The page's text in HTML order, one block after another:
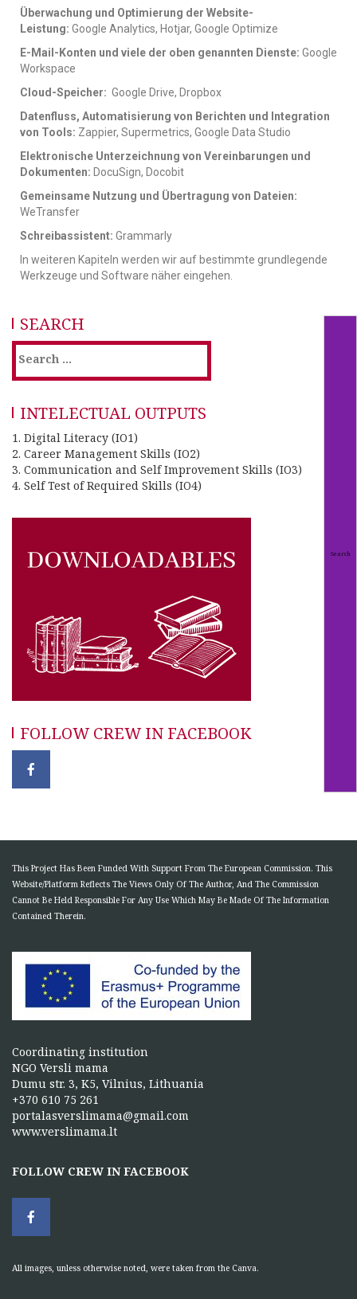
Überwachung und Optimierung der Website-
Leistung: Google Analytics, Hotjar, Google Optimize
E-Mail-Konten und viele der oben genannten Dienste: Google
Workspace
Cloud-Speicher: Google Drive, Dropbox
Datenfluss, Automatisierung von Berichten und Integration
von Tools: Zappier, Supermetrics, Google Data Studio
Elektronische Unterzeichnung von Vereinbarungen und
Dokumenten: DocuSign, Docobit
Gemeinsame Nutzung und Übertragung von Dateien:
WeTransfer
Schreibassistent: Grammarly
In weiteren Kapiteln werden wir auf bestimmte grundlegende
Werkzeuge und Software näher eingehen.
SEARCH
INTELECTUAL OUTPUTS
1. Digital Literacy (IO1)
2. Career Management Skills (IO2)
3. Communication and Self Improvement Skills (IO3)
4. Self Test of Required Skills (IO4)
FOLLOW CREW IN FACEBOOK
This Project Has Been Funded With Support From The European Commission. This
Website/Platform Reflects The Views Only Of The Author, And The Commission
Cannot Be Held Responsible For Any Use Which May Be Made Of The Information
Contained Therein.
Coordinating institution
NGO Versli mama
Dumu str. 3, K5, Vilnius, Lithuania
+370 610 75 261
portalasverslimama@gmail.com
www.verslimama.lt
FOLLOW CREW IN FACEBOOK
All images, unless otherwise noted, were taken from the Canva.